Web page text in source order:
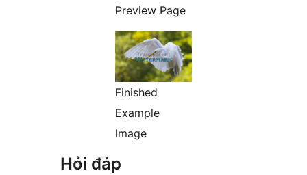
Preview Page
Finished
Example
Image
Hỏi đáp